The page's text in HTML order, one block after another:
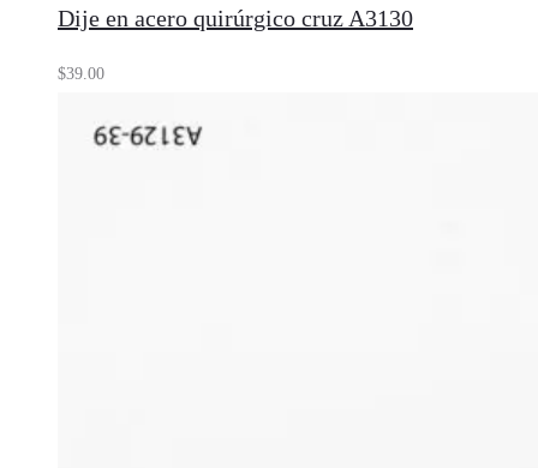
Dije en acero quirúrgico cruz A3130
$39.00